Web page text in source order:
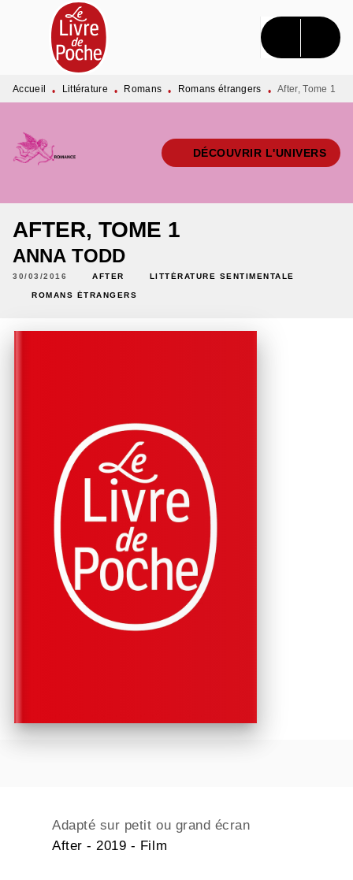
MENU RECHERCHE CONTENU
PIED DE PAGE
Accueil • Littérature • Romans • Romans étrangers • After, Tome 1
DÉCOUVRIR L'UNIVERS
AFTER, TOME 1
ANNA TODD
30/03/2016 AFTER LITTÉRATURE SENTIMENTALE
ROMANS ÉTRANGERS
Adapté sur petit ou grand écran
After - 2019 - Film